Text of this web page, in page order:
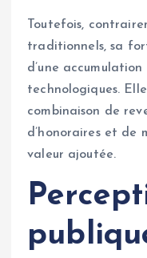
Toutefois,
traditionnels, sa
d’une
technologiques.
combinaison de
d’honoraires et de
valeur ajoutée.